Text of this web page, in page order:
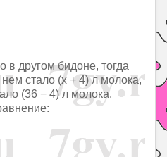
в другом бидоне, тогда
стало (х + 4) л молока,
(36 − 4) л молока.